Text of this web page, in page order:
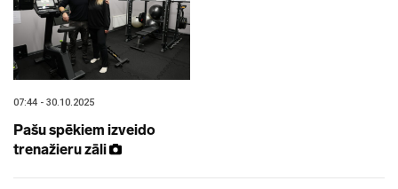
07:44 - 30.10.2025
Pašu spēkiem izveido
trenažieru zāli